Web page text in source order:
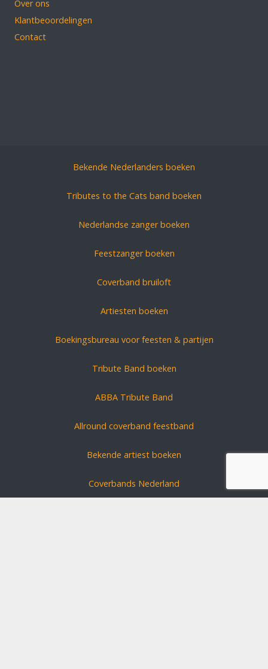
Over ons
Klantbeoordelingen
Contact
Bekende Nederlanders boeken
Tributes to the Cats band boeken
Nederlandse zanger boeken
Feestzanger boeken
Coverband bruiloft
Artiesten boeken
Boekingsbureau voor feesten & partijen
Tribute Band boeken
ABBA Tribute Band
Allround coverband feestband
Bekende artiest boeken
Coverbands Nederland